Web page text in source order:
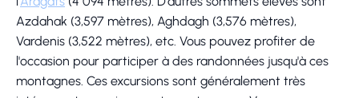
Azdahak (3,597 mètres), Aghdagh (3,576 mètres),
Vardenis (3,522 mètres), etc. Vous pouvez profiter de
l'occasion pour participer à des randonnées jusqu'à ces
montagnes. Ces excursions sont généralement très